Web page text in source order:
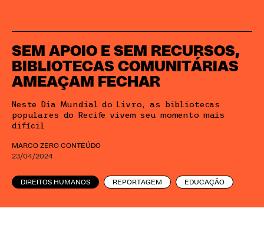
SEM APOIO E SEM RECURSOS,
BIBLIOTECAS COMUNITÁRIAS
AMEAÇAM FECHAR
Neste Dia Mundial do Livro, as bibliotecas
populares do Recife vivem seu momento mais
difícil
MARCO ZERO CONTEÚDO
23/04/2024
DIREITOS HUMANOS REPORTAGEM EDUCAÇÃO